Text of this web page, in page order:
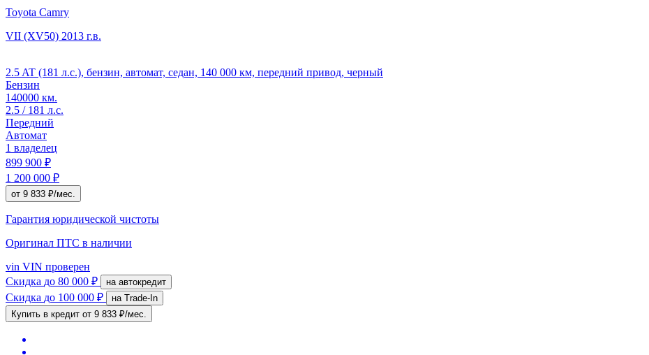
Toyota Camry
VII (XV50) 2013 г.в.
2.5 AT (181 л.с.), бензин, автомат, седан, 140 000 км, передний привод, черный
Бензин
140000 км.
2.5 / 181 л.с.
Передний
Автомат
1 владелец
899 900 ₽
1 200 000 ₽
от 9 833 ₽/мес.
Гарантия юридической чистоты
Оригинал ПТС в наличии
vin VIN проверен
Скидка до 80 000 ₽ на автокредит
Скидка до 100 000 ₽
на Trade-In
Купить в кредит от 9 833 ₽/мес.